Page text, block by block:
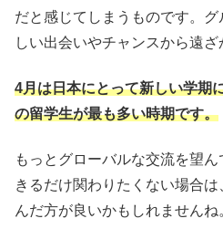
だと感じてしまうものです。
しい出会いやチャンスから遠ざ
4月は日本にとって新しい学期
の留学生が最も多い時期です。
もっとグローバルな交流を望
きるだけ関わりたくない場合
んだ方が良いかもしれませんね